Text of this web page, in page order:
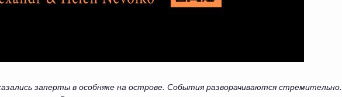
заперты в особняке на острове. События разворачиваются стремительно.